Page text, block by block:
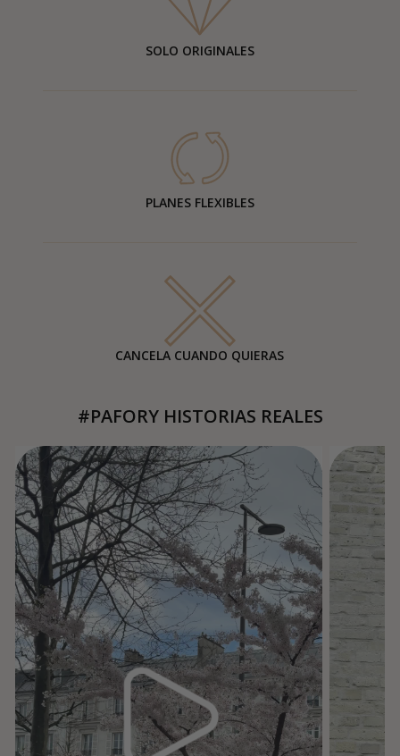
SOLO ORIGINALES
PLANES FLEXIBLES
CANCELA CUANDO QUIERAS
#PAFORY HISTORIAS REALES